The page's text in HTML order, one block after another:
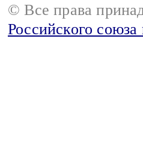
© Все права
Российского союза